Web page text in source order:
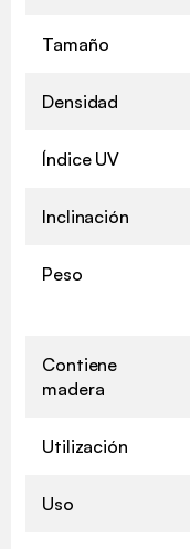
Tamaño
Densidad
Índice UV
Inclinación
Peso
Contiene
madera
Utilización
Uso